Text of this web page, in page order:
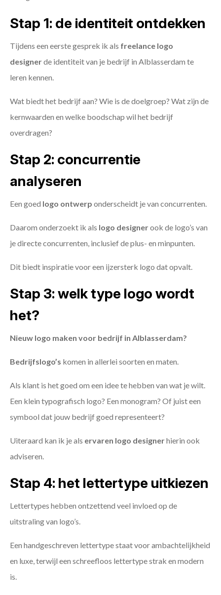
Stap 1: de identiteit ontdekken
Tijdens een eerste gesprek ik als freelance logo
designerde identiteit van je bedrijf in Alblasserdam te
leren kennen.
Wat biedt het bedrijf aan? Wie is de doelgroep? Wat zijn de
kernwaarden en welke boodschap wil het bedrijf
overdragen?
Stap 2: concurrentie
analyseren
Een goed logo ontwerp onderscheidt je van concurrenten.
Daarom onderzoekt ik als logo designerook de logo’s van
je directe concurrenten, inclusief de plus- en minpunten.
Dit biedt inspiratie voor een ijzersterk logo dat opvalt.
Stap 3: welk type logo wordt
het?
Nieuw logo maken voor bedrijf in Alblasserdam?
Bedrijfslogo’s komen in allerlei soorten en maten.
Als klant is het goed om een idee te hebben van wat je wilt.
Een klein typografisch logo? Een monogram? Of juist een
symbool dat jouw bedrijf goed representeert?
Uiteraard kan ik je als ervaren logo designerhierin ook
adviseren.
Stap 4: het lettertype uitkiezen
Lettertypes hebben ontzettend veel invloed op de
uitstraling van logo’s.
Een handgeschreven lettertype staat voor ambachtelijkheid
en luxe, terwijl een schreefloos lettertype strak en modern
is.